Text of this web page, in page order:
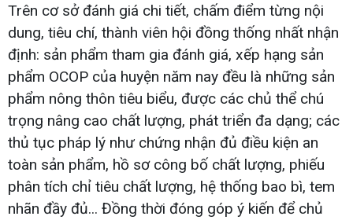
Trên cơ sở đánh giá chi tiết, chấm điểm từng nội
dung, tiêu chí, thành viên hội đồng thống nhất nhận
định: sản phẩm tham gia đánh giá, xếp hạng sản
phẩm OCOP của huyện năm nay đều là những sản
phẩm nông thôn tiêu biểu, được các chủ thể chú
trọng nâng cao chất lượng, phát triển đa dạng; các
thủ tục pháp lý như chứng nhận đủ điều kiện an
toàn sản phẩm, hồ sơ công bố chất lượng, phiếu
phân tích chỉ tiêu chất lượng, hệ thống bao bì, tem
nhãn đầy đủ... Đồng thời đóng góp ý kiến để chủ